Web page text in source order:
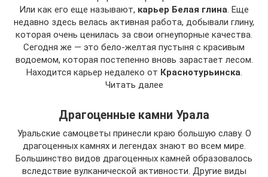
Или как его еще называют, карьер Белая глина. Еще
недавно здесь велась активная работа, добывали глину,
которая очень ценилась за свои огнеупорные качества.
Сегодня же — это бело-желтая пустыня с красивым
водоемом, которая постепенно вновь зарастает лесом.
Находится карьер недалеко от Краснотурьинска.
Читать далее
Драгоценные камни Урала
Уральские самоцветы принесли краю большую славу. О
драгоценных камнях и легендах знают во всем мире.
Большинство видов драгоценных камней образовалось
вследствие вулканической активности. Другие виды